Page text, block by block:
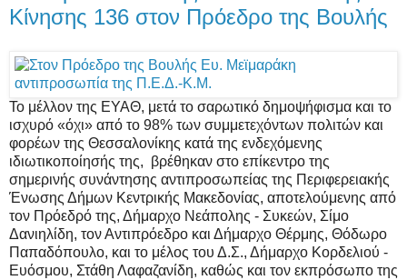
Κίνησης 136 στον Πρόεδρο της Βουλής
Το μέλλον της ΕΥΑΘ, μετά το σαρωτικό δημοψήφισμα και το
ισχυρό «όχι» από το 98% των συμμετεχόντων πολιτών και
φορέων της Θεσσαλονίκης κατά της ενδεχόμενης
ιδιωτικοποίησής της, βρέθηκαν στο επίκεντρο της
σημερινής συνάντησης αντιπροσωπείας της Περιφερειακής
Ένωσης Δήμων Κεντρικής Μακεδονίας, αποτελούμενης από
τον Πρόεδρό της, Δήμαρχο Νεάπολης - Συκεών, Σίμο
Δανιηλίδη, τον Αντιπρόεδρο και Δήμαρχο Θέρμης, Θόδωρο
Παπαδόπουλο, και το μέλος του Δ.Σ., Δήμαρχο Κορδελιού -
Ευόσμου, Στάθη Λαφαζανίδη, καθώς και τον εκπρόσωπο της